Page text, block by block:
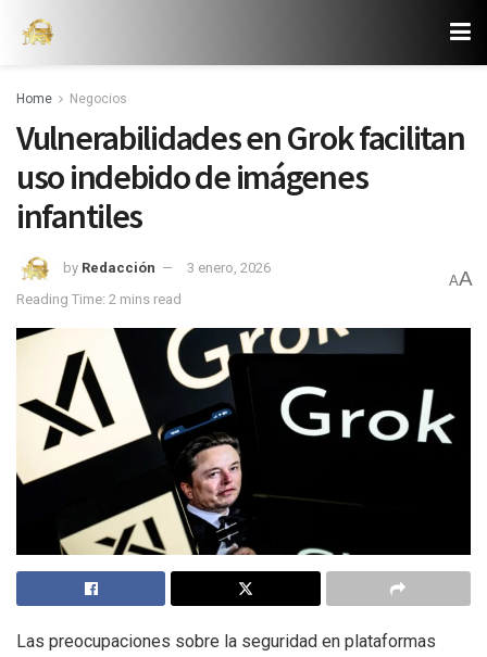
Home Negocios
Vulnerabilidades en Grok facilitan
uso indebido de imágenes
infantiles
by Redacción
3 enero, 2026
Reading Time: 2 mins read
AA
Las preocupaciones sobre la seguridad en plataformas